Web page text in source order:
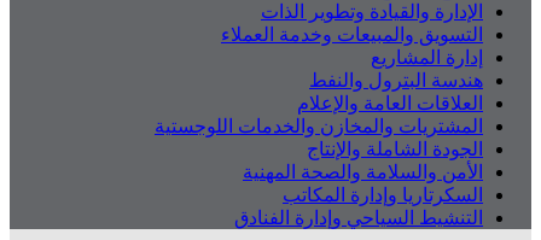
الإدارة والقيادة وتطوير الذات
التسويق والمبيعات وخدمة العملاء
إدارة المشاريع
هندسة البترول والنفط
العلاقات العامة والإعلام
المشتريات والمخازن والخدمات اللوجستية
الجودة الشاملة والإنتاج
الأمن والسلامة والصحة المهنية
السكرتاريا وإدارة المكاتب
التنشيط السياحي وإدارة الفنادق